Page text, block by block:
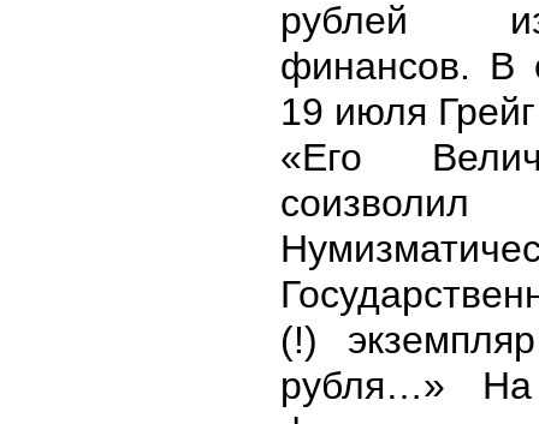
рублей
финансов. В
19 июля
«Его
(!)
рубля…» На